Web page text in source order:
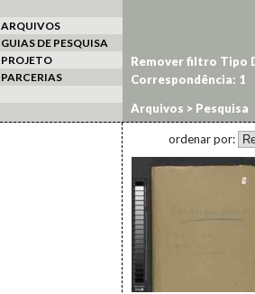
ARQUIVOS
GUIAS DE PESQUISA
PROJETO
PARCERIAS
Arquivos > Pesquisa
Remover filtro Tipo
Correspondência: 1
ordenar por: